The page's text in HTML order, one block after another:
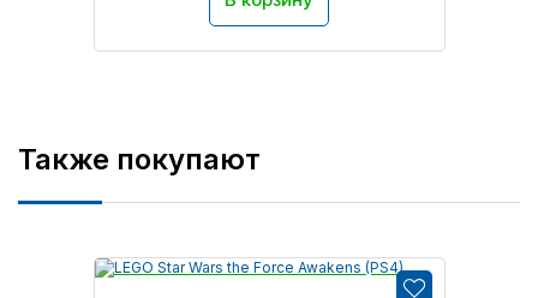
Также покупают